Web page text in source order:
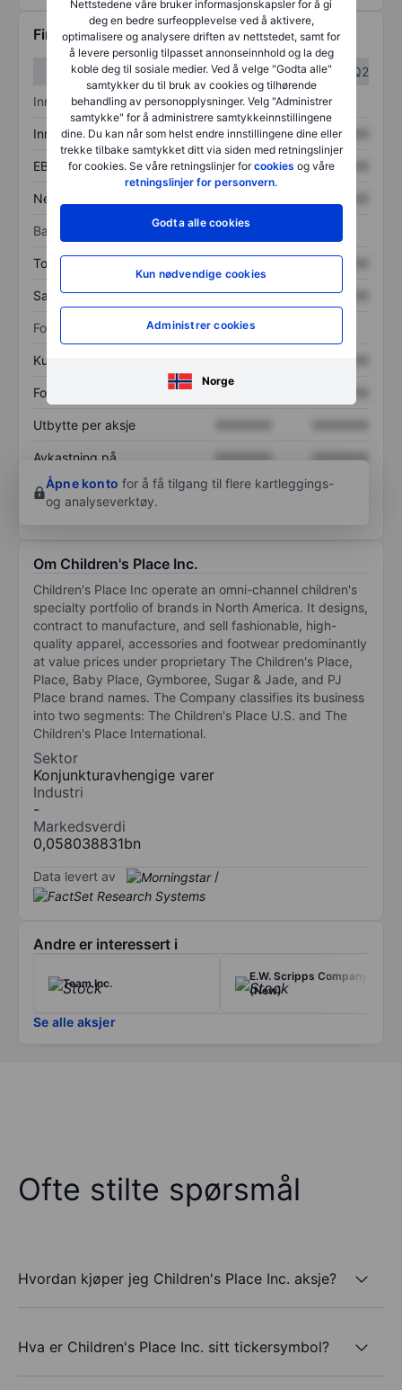
Nettstedene våre bruker informasjonskapsler for å gi
deg en bedre surfeopplevelse ved å aktivere,
optimalisere og analysere driften av nettstedet, samt for
å levere personlig tilpasset annonseinnhold og la deg
koble deg til sosiale medier. Ved å velge "Godta alle"
samtykker du til bruk av cookies og tilhørende
behandling av personopplysninger. Velg "Administrer
samtykke" for å administrere samtykkeinnstillingene
dine. Du kan når som helst endre innstillingene dine eller
trekke tilbake samtykket ditt via siden med retningslinjer
for cookies. Se våre retningslinjer forcookies og våre
retningslinjer for personvern.
Godta alle cookies
Kun nødvendige cookies
Administrer cookies
Norge
Finansiell informasjon
Q1
Q2
Inntektsoversikt
Inntekter XXXXXXX XXXXXXX
EBITDA XXXXXXX XXXXXXX
Nettoinntekt
Balanse
Totale eiendeler XXXXXXX
Samlet gjeld XXXXXXX XXXXXXX
Forholdstall
Kurs/salg
Fortjeneste per aksje XXXXXXX
Utbytte per aksje
Avkastning på
egenkapital
XXXXXXX
XXXXXXX
Åpne konto for å få tilgang til flere kartleggings-
og analyseverktøy.
Om Children's Place Inc.
Children's Place Inc operate an omni-channel children's
specialty portfolio of brands in North America. It designs,
contract to manufacture, and sell fashionable, high-
quality apparel, accessories and footwear predominantly
at value prices under proprietary The Children's Place,
Place, Baby Place, Gymboree, Sugar & Jade, and PJ
Place brand names. The Company classifies its business
into two segments: The Children's Place U.S. and The
Children's Place International.
Sektor
Konjunkturavhengige varer
Industri
-
Markedsverdi
0,058038831bn
Data levert av /
Andre er interessert i
Team Inc.
E.W. Scripps Company
(New)
Se alle aksjer
Ofte stilte spørsmål
Hvordan kjøper jeg Children's Place Inc. aksje?
Hva er Children's Place Inc. sitt tickersymbol?